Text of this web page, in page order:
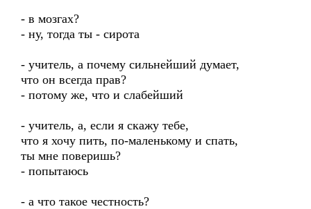
- в мозгах?
- ну, тогда ты - сирота
- учитель, а почему сильнейший думает,
что он всегда прав?
- потому же, что и слабейший
- учитель, а, если я скажу тебе,
что я хочу пить, по-маленькому и спать,
ты мне поверишь?
- попытаюсь
- а что такое честность?